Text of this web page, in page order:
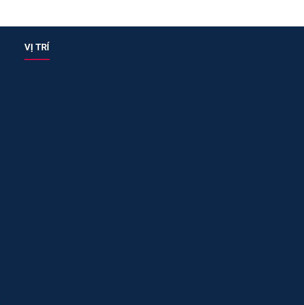
VỊ TRÍ